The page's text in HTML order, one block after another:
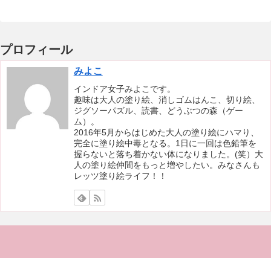
プロフィール
みよこ
インドア女子みよこです。
趣味は大人の塗り絵、消しゴムはんこ、切り絵、
ジグソーパズル、読書、どうぶつの森（ゲー
ム）。
2016年5月からはじめた大人の塗り絵にハマり、
完全に塗り絵中毒となる。1日に一回は色鉛筆を
握らないと落ち着かない体になりました。(笑）大
人の塗り絵仲間をもっと増やしたい。みなさんも
レッツ塗り絵ライフ！！